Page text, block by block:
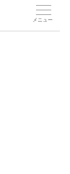
メニュー